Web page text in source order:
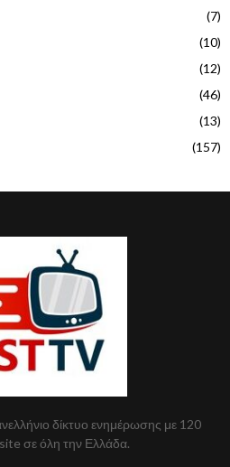
(7)
(10)
(12)
(46)
(13)
(157)
δίκτυο ενημέρωσης με 120
σε όλη την Ελλάδα.